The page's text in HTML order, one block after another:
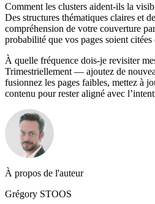
Comment les clusters aident-ils la
Des structures thématiques claires et
compréhension de votre couverture
probabilité que vos pages soient
À quelle fréquence dois-je revisiter
Trimestriellement — ajoutez de
fusionnez les pages faibles, mettez à
contenu pour rester aligné avec
À propos de l'auteur
Grégory STOOS